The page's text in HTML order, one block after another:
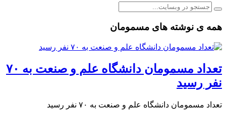
همه ی نوشته های مسمومان
تعداد مسمومان دانشگاه علم و صنعت به ۷۰
نفر رسید
تعداد مسمومان دانشگاه علم و صنعت به ۷۰ نفر رسید